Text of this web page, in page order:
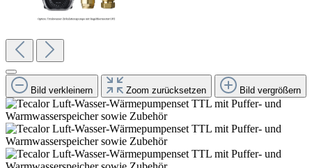
Bild verkleinern Zoom zurücksetzen Bild vergrößern